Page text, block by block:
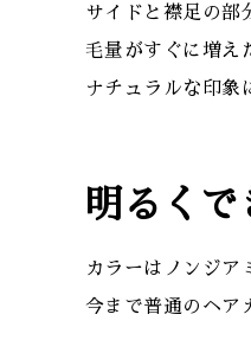
サイドと襟足の部
毛量がすぐに増え
ナチュラルな印象
明るくで
カラーはノンジア
今まで普通のヘア